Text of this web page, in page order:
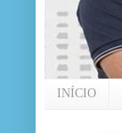
INÍCIO